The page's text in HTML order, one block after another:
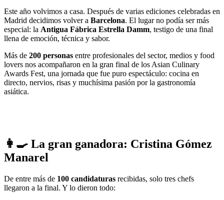
Este año volvimos a casa. Después de varias ediciones celebradas en
Madrid decidimos volver a Barcelona. El lugar no podía ser más
especial: la Antigua Fábrica Estrella Damm, testigo de una final
llena de emoción, técnica y sabor.
Más de 200 personas entre profesionales del sector, medios y food
lovers nos acompañaron en la gran final de los Asian Culinary
Awards Fest, una jornada que fue puro espectáculo: cocina en
directo, nervios, risas y muchísima pasión por la gastronomía
asiática.
👩‍🍳 La gran ganadora: Cristina Gómez
Manarel
De entre más de 100 candidaturas recibidas, solo tres chefs
llegaron a la final. Y lo dieron todo: